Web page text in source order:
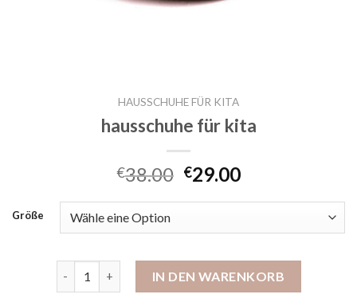
HAUSSCHUHE FÜR KITA
hausschuhe für kita
€38.00 €29.00
Größe
IN DEN WARENKORB